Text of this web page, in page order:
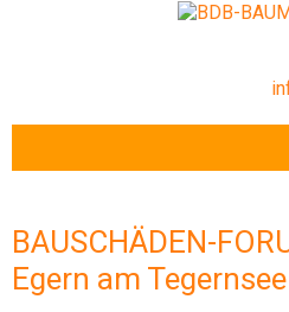
GESCHÄFTSSTELLE
BAUSCHÄDEN-
Egern am Tegernsee